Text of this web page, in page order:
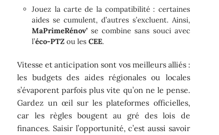
Jouez la carte de la compatibilité : certaines
aides se cumulent, d’autres s’excluent. Ainsi,
MaPrimeRénov’ se combine sans souci avec
l’éco-PTZ ou lesCEE.
Vitesse et anticipation sont vos meilleurs alliés :
les budgets des aides régionales ou locales
s’évaporent parfois plus vite qu’on ne le pense.
Gardez un œil sur les plateformes officielles,
car les règles bougent au gré des lois de
finances. Saisir l’opportunité, c’est aussi savoir